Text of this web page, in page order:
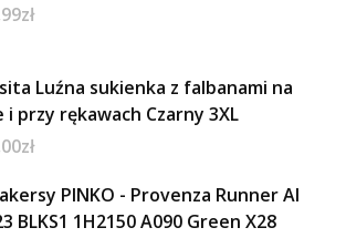
zł
Luźna sukienka z falbanami na
i przy rękawach Czarny 3XL
zł
PINKO - Provenza Runner AI
BLKS1 1H2150 A090 Green X28